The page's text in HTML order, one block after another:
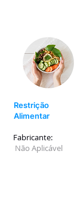
Restrição
Alimentar
Fabricante:
Não Aplicável